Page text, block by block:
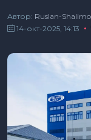
Автор: Ruslan-
14-окт-2025, 14:13